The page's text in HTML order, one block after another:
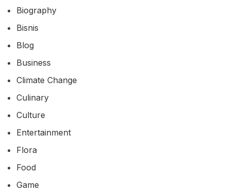
Biography
Bisnis
Blog
Business
Climate Change
Culinary
Culture
Entertainment
Flora
Food
Game